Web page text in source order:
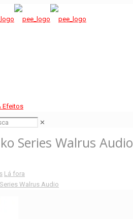
✕
Series Walrus Audio
Lá fora
Walrus Audio